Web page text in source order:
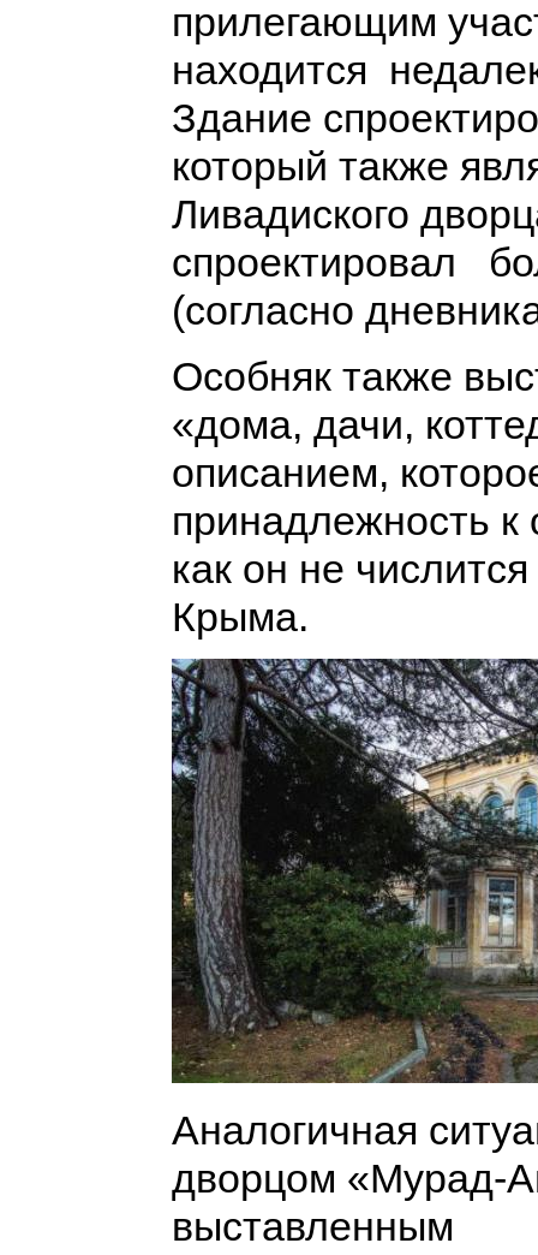
прилегающим
находится
Здание
который также
Ливадиского
спроектировал
(согласно
Особняк также
«дома, дачи,
описанием,
принадлежность к
как он не
Крыма.
Аналогичная
дворцом «Мурад-
выставленным